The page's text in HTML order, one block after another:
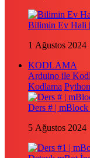
Bilimin Ev Hali |
1 Ağustos 2024
KODLAMA
Arduino ile
Kodlama
Ders # |
5 Ağustos 2024